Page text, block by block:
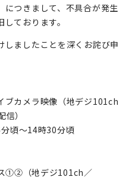
につきまして、不具合が発生
ております。
しましたことを深くお詫び申
カメラ映像（地デジ101ch
）
頃～14時30分頃
①②（地デジ101ch／